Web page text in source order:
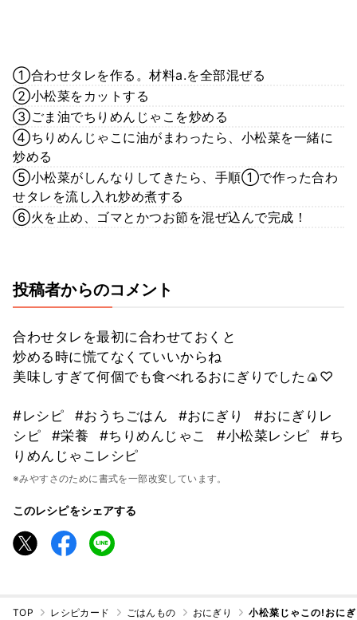
①合わせタレを作る。材料a.を全部混ぜる
②小松菜をカットする
③ごま油でちりめんじゃこを炒める
④ちりめんじゃこに油がまわったら、小松菜を一緒に
炒める
⑤小松菜がしんなりしてきたら、手順①で作った合わ
せタレを流し入れ炒め煮する
⑥火を止め、ゴマとかつお節を混ぜ込んで完成！
投稿者からのコメント
合わせタレを最初に合わせておくと
炒める時に慌てなくていいからね
美味しすぎて何個でも食べれるおにぎりでした🍙♡
#レシピ #おうちごはん #おにぎり
#おにぎりレ
シピ
#栄養 #ちりめんじゃこ #小松菜レシピ
#ち
りめんじゃこレシピ
※みやすさのために書式を一部改変しています。
このレシピをシェアする
TOP レシピカード ごはんもの おにぎり 小松菜じゃこの!おに